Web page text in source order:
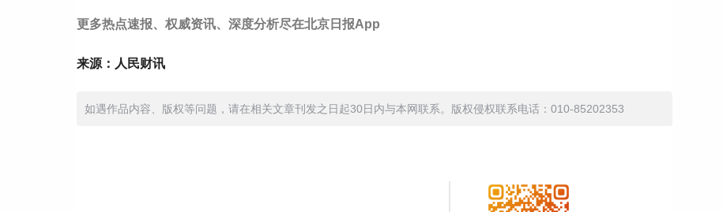
更多热点速报、权威资讯、深度分析尽在北京日报App
来源：人民财讯
如遇作品内容、版权等问题，请在相关文章刊发之日起30日内与本网联系。版权侵权联系电话：010-85202353